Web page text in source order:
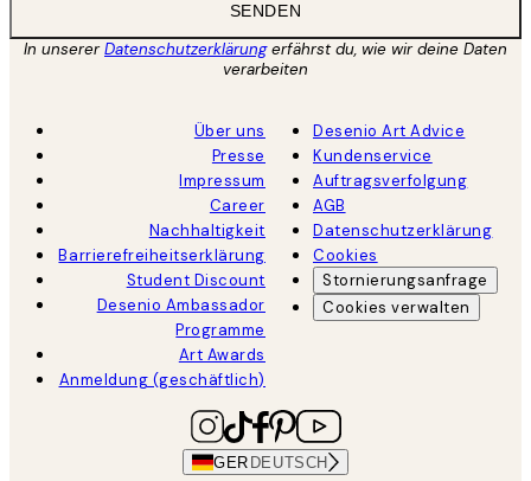
SENDEN
In unsererDatenschutzerklärungerfährst du, wie wir deine Daten
verarbeiten
Über uns
Presse
Impressum
Career
Nachhaltigkeit
Barrierefreiheitserklärung
Student Discount
Desenio Ambassador
Programme
Art Awards
Anmeldung (geschäftlich)
Desenio Art Advice
Kundenservice
Auftragsverfolgung
AGB
Datenschutzerklärung
Cookies
Stornierungsanfrage
Cookies verwalten
GER DEUTSCH